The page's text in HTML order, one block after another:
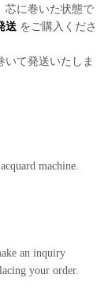
芯に巻いた状態で
送 をご購入くださ
て発送いたしま
machine.
an inquiry
your order.